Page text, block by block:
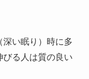
い眠り）時に多
びる人は質の良い